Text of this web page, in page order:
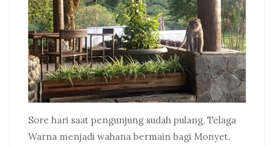
Sore hari saat pengunjung sudah pulang, Telaga
Warna menjadi wahana bermain bagi Monyet.